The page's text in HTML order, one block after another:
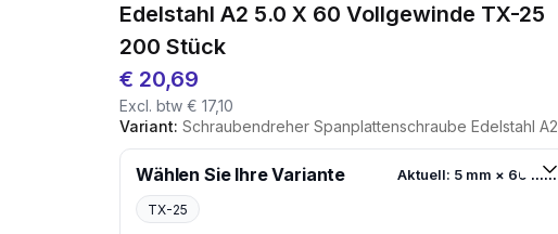
Edelstahl A2 5.0 X 60 Vollgewinde TX-25
200 Stück
€ 20,69
Excl. btw € 17,10
Variant: Schraubendreher Spanplattenschraube Edelstahl A2 5.0 X 60 Vollgewinde TX-25 200 Stück
Wählen Sie Ihre Variante Aktuell: 5 mm × 60 mm
TX-25